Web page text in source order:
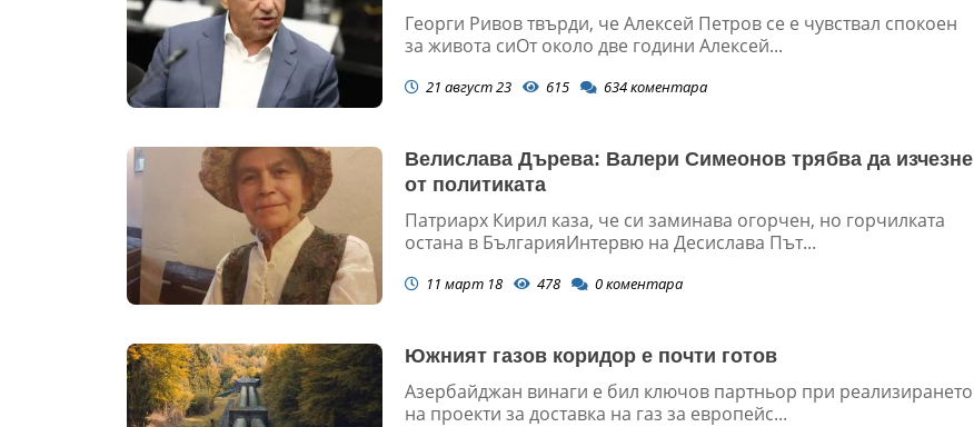
Георги Ривов твърди, че Алексей Петров се е чувствал спокоен
за живота сиОт около две години Алексей...
21 август 23 615 634коментара
Велислава Дърева: Валери Симеонов трябва да изчезне
от политиката
Патриарх Кирил каза, че си заминава огорчен, но горчилката
остана в БългарияИнтервю на Десислава Път...
11 март 18 478 0коментара
Южният газов коридор е почти готов
Азербайджан винаги е бил ключов партньор при реализирането
на проекти за доставка на газ за европейс...